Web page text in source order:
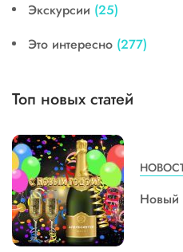
Экскурсии (25)
Это интересно (277)
Топ новых статей
Новый